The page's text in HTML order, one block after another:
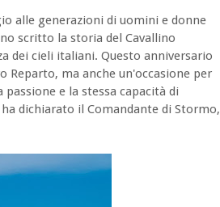
alle generazioni di uomini e donne
scritto la storia del Cavallino
dei cieli italiani. Questo anniversario
ma anche un'occasione per
e la stessa capacità di
dichiarato il Comandante di Stormo,